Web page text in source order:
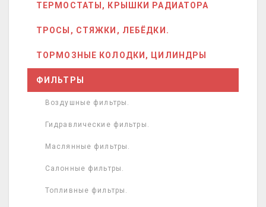
ТЕРМОСТАТЫ, КРЫШКИ РАДИАТОРА
ТРОСЫ, СТЯЖКИ, ЛЕБЁДКИ.
ТОРМОЗНЫЕ КОЛОДКИ, ЦИЛИНДРЫ
ФИЛЬТРЫ
Воздушные фильтры.
Гидравлические фильтры.
Маслянные фильтры.
Салонные фильтры.
Топливные фильтры.